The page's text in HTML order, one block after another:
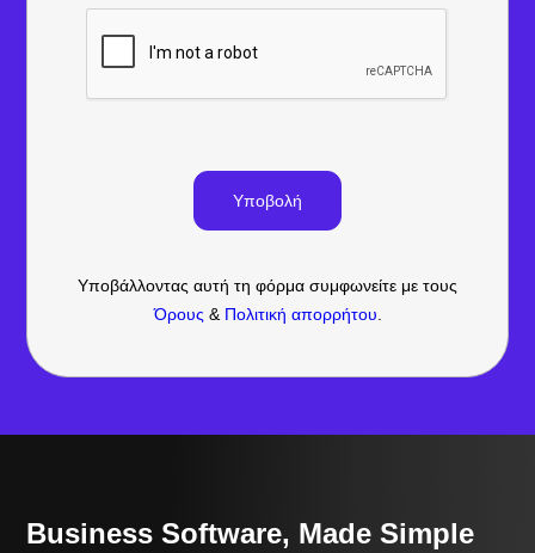
Υποβάλλοντας αυτή τη φόρμα συμφωνείτε με τους
Όρους & Πολιτική απορρήτου
Business Software, Made Simple